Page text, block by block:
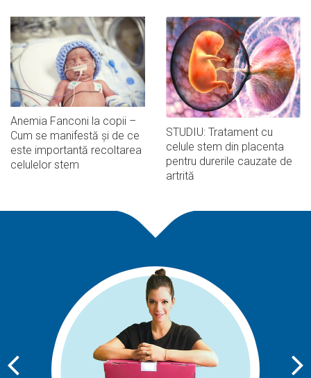
Anemia Fanconi la copii –
Cum se manifestă și de ce
este importantă recoltarea
celulelor stem
STUDIU: Tratament cu
celule stem din placenta
pentru durerile cauzate de
artrită